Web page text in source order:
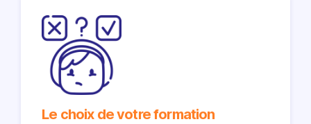
Le choix de votre formation